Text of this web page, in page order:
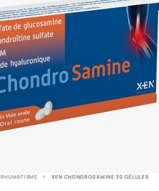
RHUMATISME XEN CHONDROSAMINE 30 GÉLULES